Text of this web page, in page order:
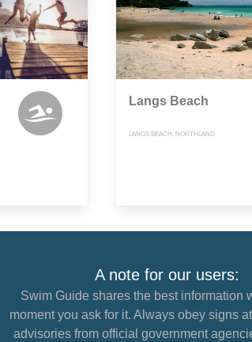
Langs Beach
LANGS BEACH, NORTHLAND
A note for our users:
Swim Guide shares the best information
moment you ask for it. Always obey signs
advisories from official government